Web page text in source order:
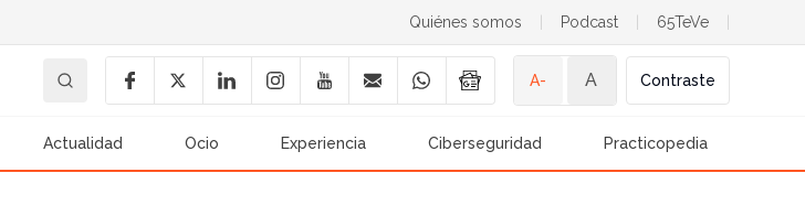
Quiénes somos Podcast 65TeVe
A- A Contraste
Actualidad Ocio Experiencia Ciberseguridad Practicopedia